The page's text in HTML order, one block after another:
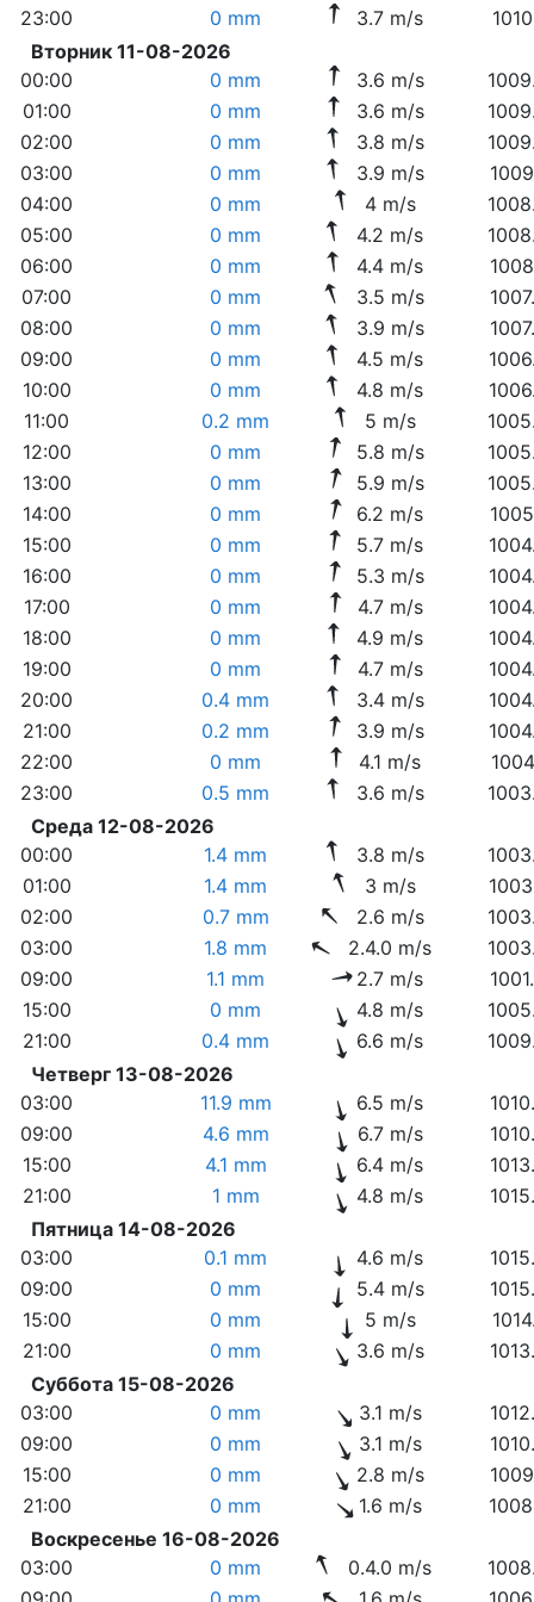
23:00
0 mm 3.7 m/s
Вторник 11-08-2026
00:00
0 mm 3.6 m/s
01:00
0 mm 3.6 m/s
02:00
0 mm 3.8 m/s
03:00
0 mm 3.9 m/s
04:00
0 mm 4 m/s
05:00
0 mm 4.2 m/s
06:00
0 mm 4.4 m/s
07:00
0 mm 3.5 m/s
08:00
0 mm 3.9 m/s
09:00
0 mm 4.5 m/s
10:00
0 mm 4.8 m/s
11:00
0.2 mm 5 m/s
12:00
0 mm 5.8 m/s
13:00
0 mm 5.9 m/s
14:00
0 mm 6.2 m/s
15:00
0 mm 5.7 m/s
16:00
0 mm 5.3 m/s
17:00
0 mm 4.7 m/s
18:00
0 mm 4.9 m/s
19:00
0 mm 4.7 m/s
20:00
0.4 mm 3.4 m/s
21:00
0.2 mm 3.9 m/s
22:00
0 mm 4.1 m/s
23:00
0.5 mm 3.6 m/s
Среда 12-08-2026
00:00
1.4 mm 3.8 m/s
01:00
1.4 mm 3 m/s
02:00
0.7 mm 2.6 m/s
03:00
1.8 mm 2.4.0 m/s
09:00
1.1 mm 2.7 m/s
15:00
0 mm 4.8 m/s
21:00
0.4 mm 6.6 m/s
Четверг 13-08-2026
03:00
11.9 mm 6.5 m/s
09:00
4.6 mm 6.7 m/s
15:00
4.1 mm 6.4 m/s
21:00
1 mm 4.8 m/s
Пятница 14-08-2026
03:00
0.1 mm 4.6 m/s
09:00
0 mm 5.4 m/s
15:00
0 mm 5 m/s
21:00
0 mm 3.6 m/s
Суббота 15-08-2026
03:00
0 mm 3.1 m/s
09:00
0 mm 3.1 m/s
15:00
0 mm 2.8 m/s
21:00
0 mm 1.6 m/s
Воскресенье 16-08-2026
03:00
0 mm 0.4.0 m/s